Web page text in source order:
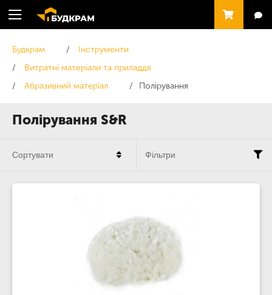
Полірування S&R
Будкрам
Інструменти
Витратні матеріали та приладдя
Абразивний матеріал
Полірування
Сортувати Фільтри